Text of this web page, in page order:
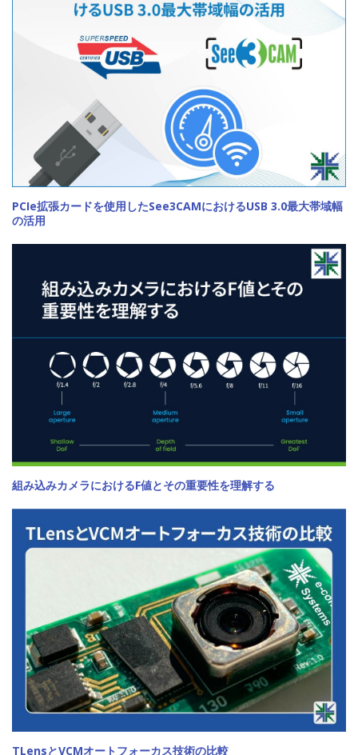
PCIe拡張カードを使用したSee3CAMにおけるUSB 3.0最大帯域幅
の活用
組み込みカメラにおけるF値とその重要性を理解する
TLensとVCMオートフォーカス技術の比較